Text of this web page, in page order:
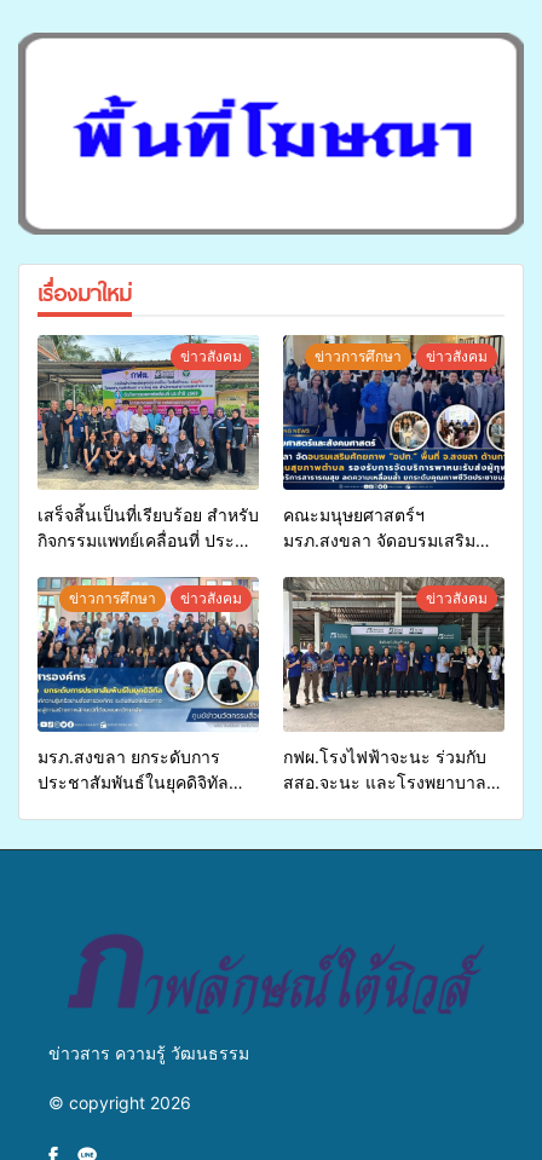
เรื่องมาใหม่
ข่าวสังคม
เสร็จสิ้นเป็นที่เรียบร้อย สำหรับ
กิจกรรมแพทย์เคลื่อนที่ ประจำ
สุขภาพแก่ประชาชนในพื้นที่
อำเภอจะนะ
ข่าวการศึกษา ข่าวสังคม
คณะมนุษยศาสตร์ฯ
มรภ.สงขลา จัดอบรมเสริม
จ่ายงบกองทุนสุขภาพตำบล
รองรับการจัดบริการพาหนะรับ
ส่งผู้ทุพพลภาพเพื่อเข้ารับ
บริการสาธารณสุข ลดความ
เหลื่อมล้ำ ยกระดับคุณภาพ
ชีวิตประชาชนอย่างยั่งยืน
ข่าวการศึกษา ข่าวสังคม
มรภ.สงขลา ยกระดับการ
ประชาสัมพันธ์ในยุคดิจิทัล
ข่าวสังคม
กฟผ.โรงไฟฟ้าจะนะ ร่วมกับ
สสอ.จะนะ และโรงพยาบาล
ข่าวสาร ความรู้ วัฒนธรรม
© copyright 2026